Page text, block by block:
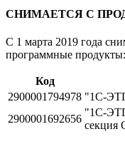
СНИМАЕТСЯ С
С 1 марта 2019 года
программные продукты:
Код
2900001794978 "1С-
2900001692656
"1С-
секция